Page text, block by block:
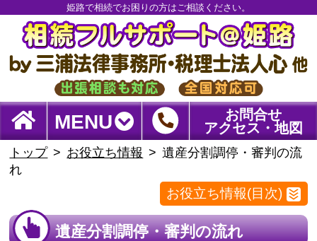
姫路で相続でお困りの方はご相談ください。
MENU
お問合せ
アクセス・地図
トップ お役立ち情報
遺産分割調停・審判の流
れ
お役立ち情報(目次)
遺産分割調停・審判の流れ